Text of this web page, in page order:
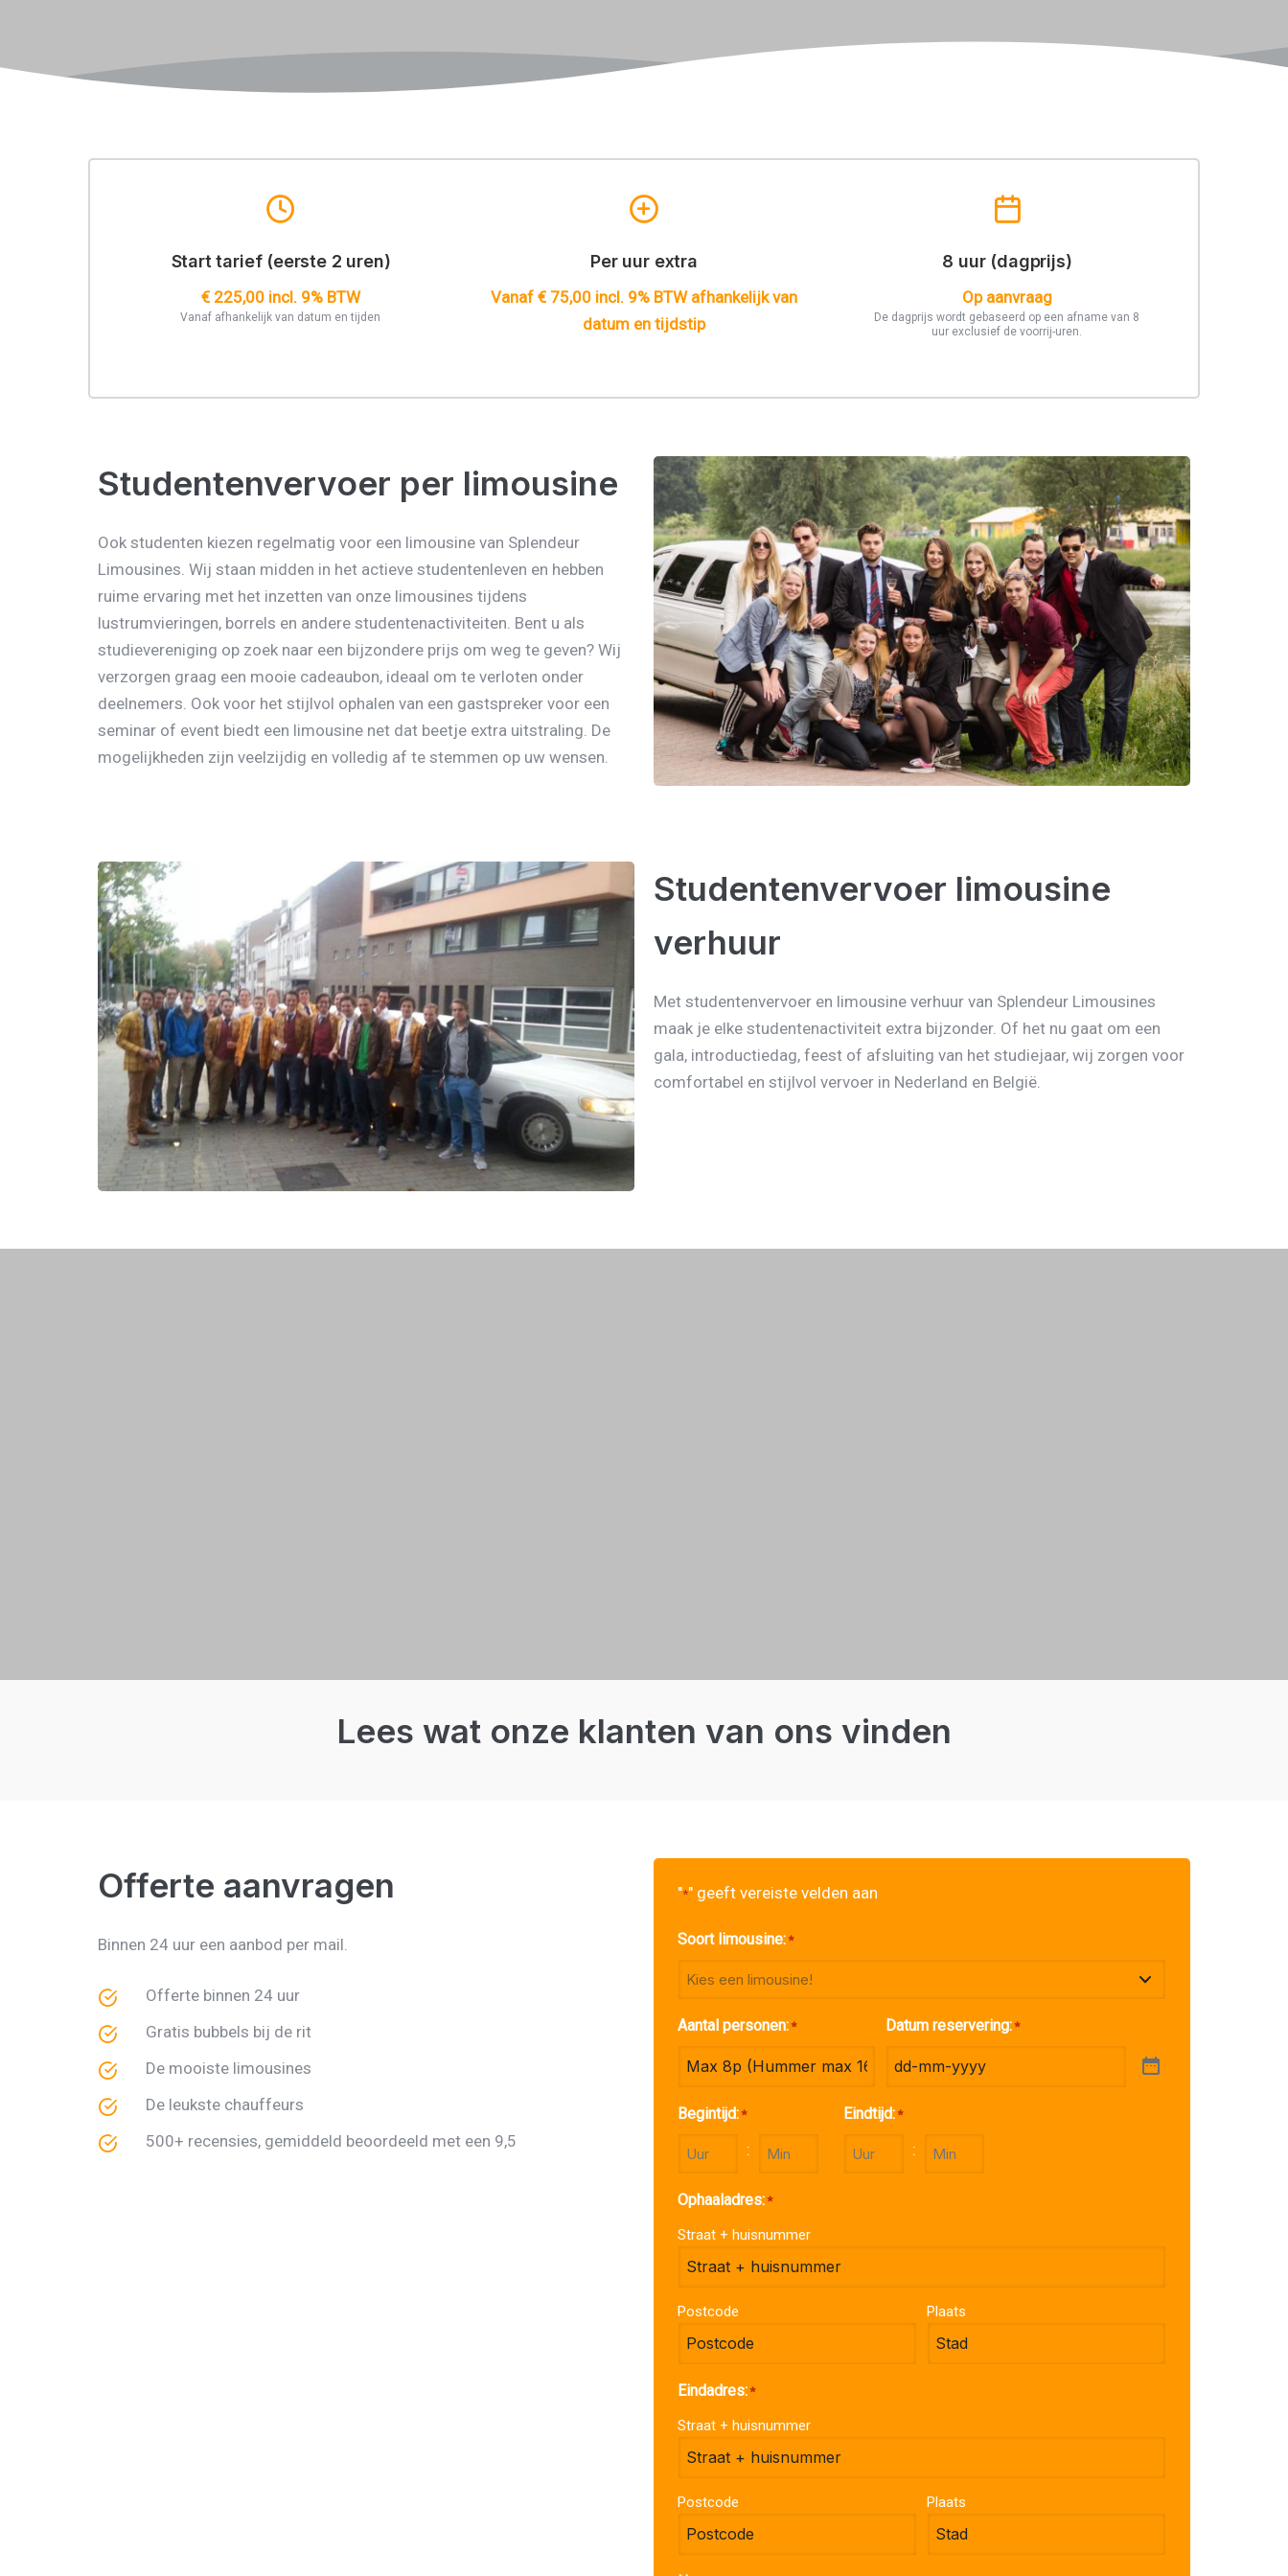
Start tarief (eerste 2 uren)
€ 225,00 incl. 9% BTW
Vanaf afhankelijk van datum en tijden
Per uur extra
Vanaf € 75,00 incl. 9% BTW afhankelijk van
datum en tijdstip
8 uur (dagprijs)
Op aanvraag
De dagprijs wordt gebaseerd op een afname van 8
uur exclusief de voorrij-uren.
Studentenvervoer per limousine
Ook studenten kiezen regelmatig voor een limousine van Splendeur
Limousines. Wij staan midden in het actieve studentenleven en hebben
ruime ervaring met het inzetten van onze limousines tijdens
lustrumvieringen, borrels en andere studentenactiviteiten. Bent u als
studievereniging op zoek naar een bijzondere prijs om weg te geven? Wij
verzorgen graag een mooie cadeaubon, ideaal om te verloten onder
deelnemers. Ook voor het stijlvol ophalen van een gastspreker voor een
seminar of event biedt een limousine net dat beetje extra uitstraling. De
mogelijkheden zijn veelzijdig en volledig af te stemmen op uw wensen.
Studentenvervoer limousine
verhuur
Met studentenvervoer en limousine verhuur van Splendeur Limousines
maak je elke studentenactiviteit extra bijzonder. Of het nu gaat om een
gala, introductiedag, feest of afsluiting van het studiejaar, wij zorgen voor
comfortabel en stijlvol vervoer in Nederland en België.
Lees wat onze klanten van ons vinden
Offerte aanvragen
Binnen 24 uur een aanbod per mail.
Offerte binnen 24 uur
Gratis bubbels bij de rit
De mooiste limousines
De leukste chauffeurs
500+ recensies, gemiddeld beoordeeld met een 9,5
"*" geeft vereiste velden aan
Soort limousine: *
Aantal personen: * Datum reservering: *
Begintijd: *
UU
:
Eindtijd: *
:
Ophaaladres: *
Straat + huisnummer
Postcode Plaats
Eindadres: *
Straat + huisnummer
Postcode Plaats